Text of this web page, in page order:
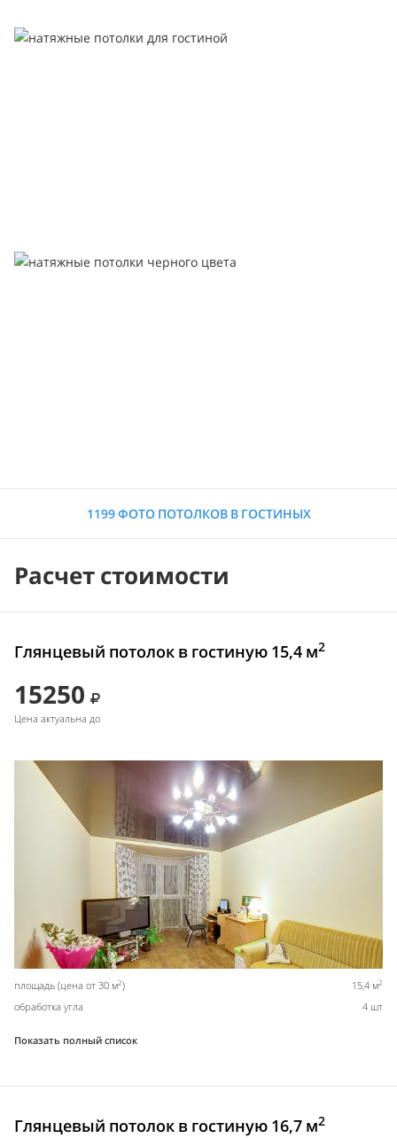
1199 ФОТО ПОТОЛКОВ В ГОСТИНЫХ
Расчет стоимости
Глянцевый потолок в гостиную 15,4 м2
15250
Цена актуальна до
площадь (цена от 30 м2) 15,4 м2
обработка угла 4 шт
Показать полный список
Глянцевый потолок в гостиную 16,7 м2